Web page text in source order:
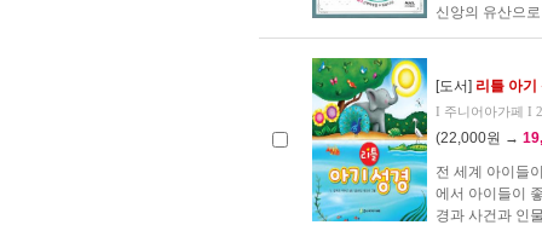
신앙의 유산으
[도서] 리틀 아
I 주니어아가페 I
(22,000원 →
전 세계 아이들
에서 아이들이
경과 사건과 인